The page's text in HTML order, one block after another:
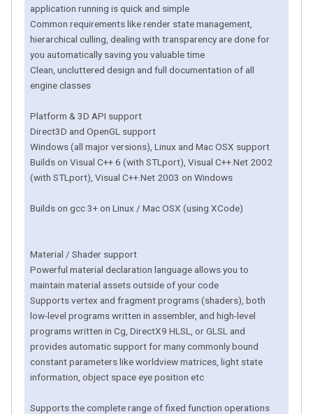
application running is quick and simple
Common requirements like render state management,
hierarchical culling, dealing with transparency are done for
you automatically saving you valuable time
Clean, uncluttered design and full documentation of all
engine classes
Platform & 3D API support
Direct3D and OpenGL support
Windows (all major versions), Linux and Mac OSX support
Builds on Visual C++ 6 (with STLport), Visual C++.Net 2002
(with STLport), Visual C++.Net 2003 on Windows
Builds on gcc 3+ on Linux / Mac OSX (using XCode)
Material / Shader support
Powerful material declaration language allows you to
maintain material assets outside of your code
Supports vertex and fragment programs (shaders), both
low-level programs written in assembler, and high-level
programs written in Cg, DirectX9 HLSL, or GLSL and
provides automatic support for many commonly bound
constant parameters like worldview matrices, light state
information, object space eye position etc
Supports the complete range of fixed function operations